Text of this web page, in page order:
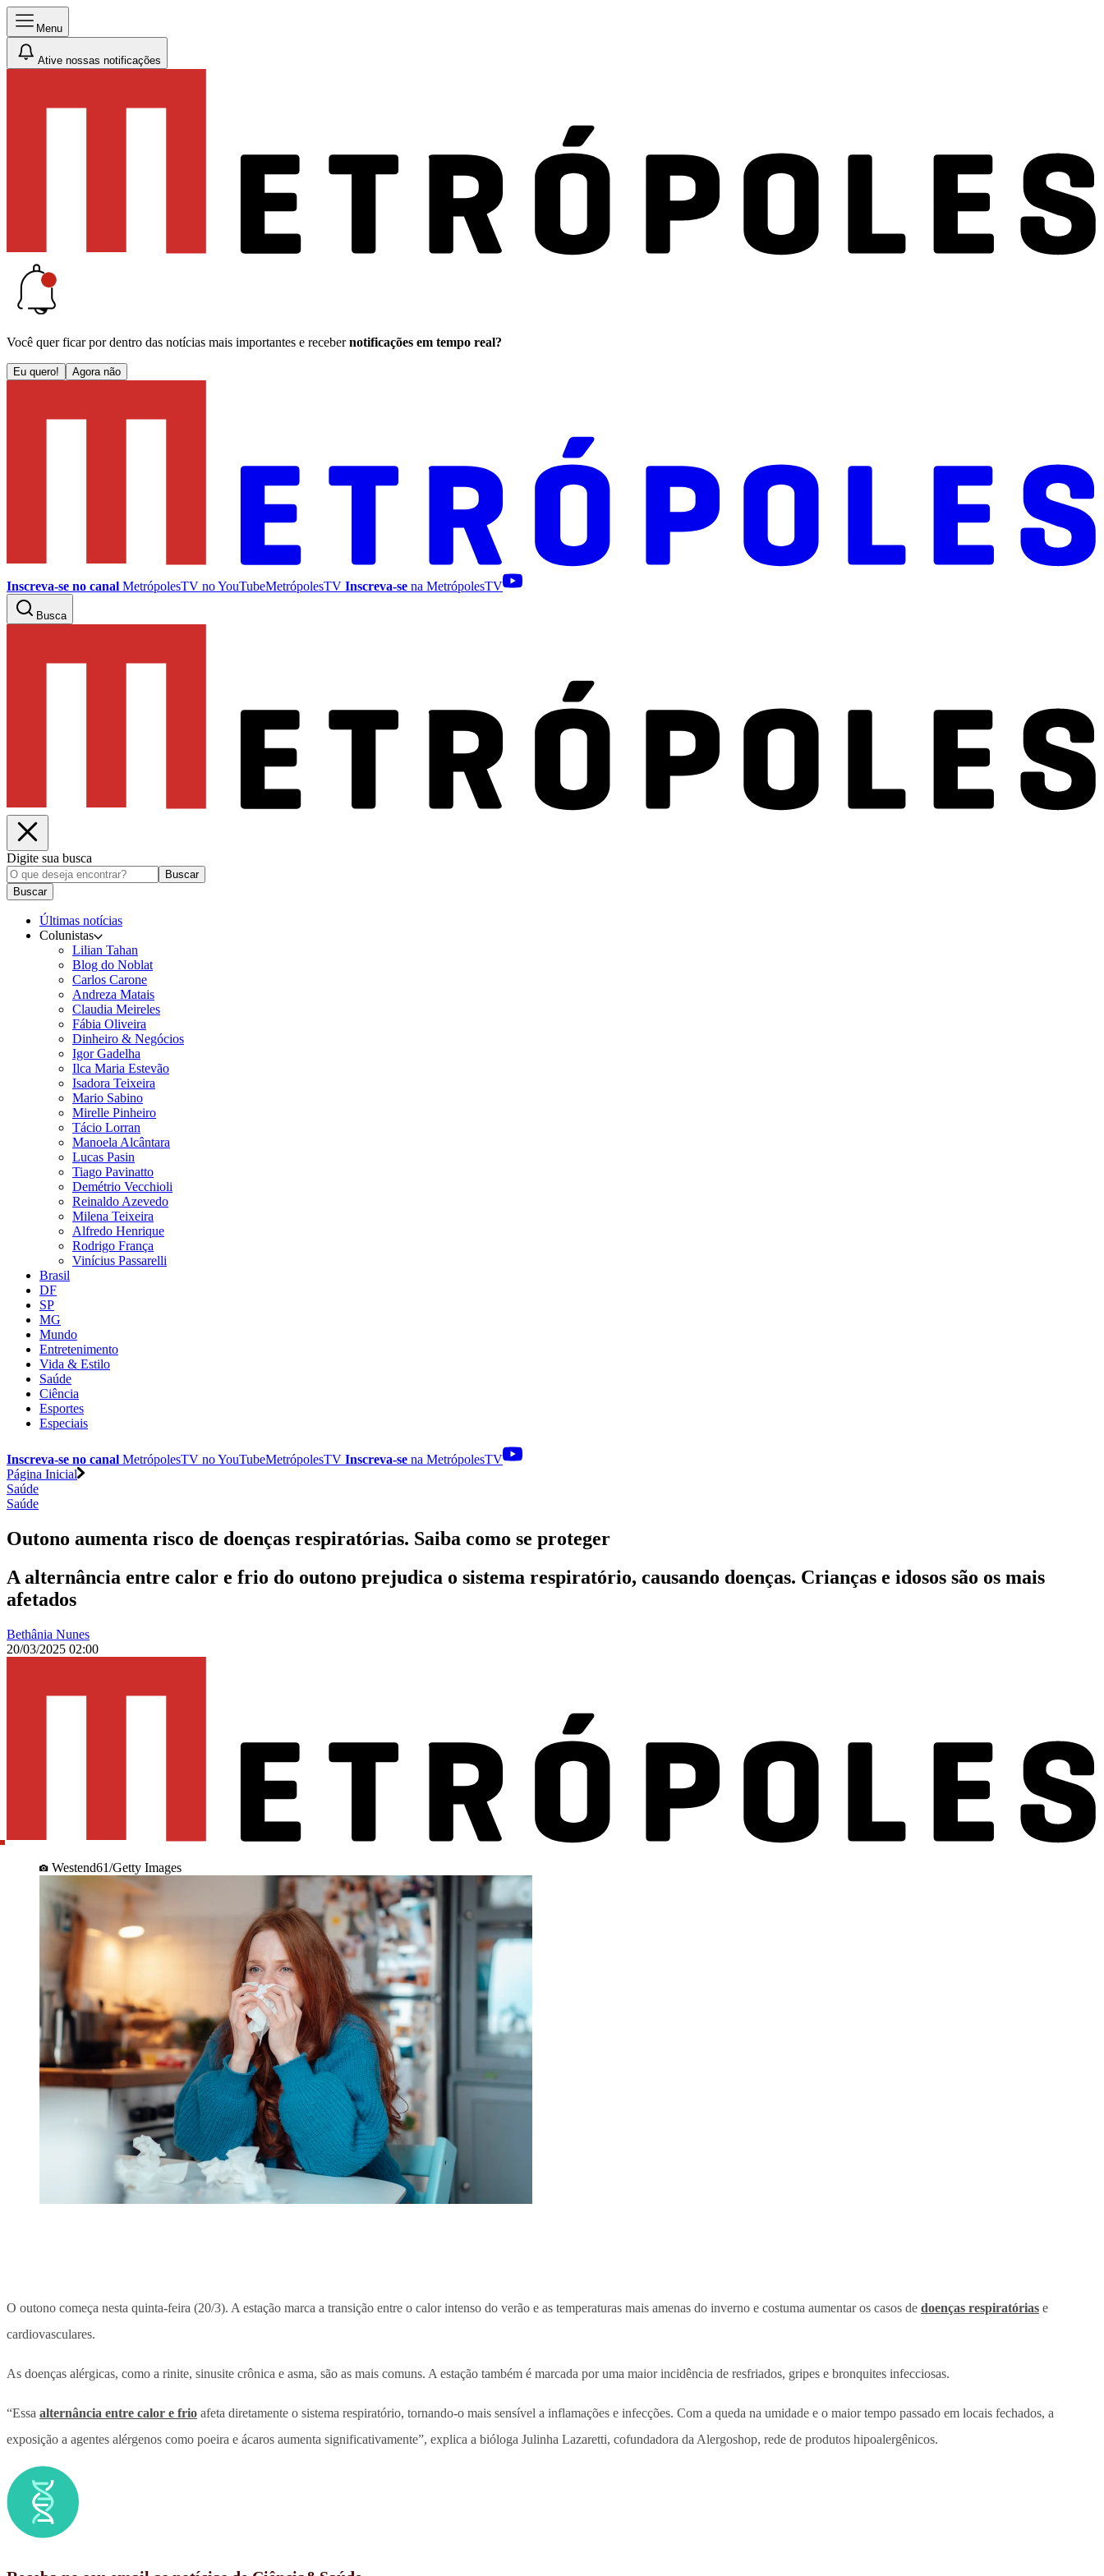
Menu
Ative nossas notificações
Você quer ficar por dentro das notícias mais importantes e receber notificações em tempo real?
Eu quero! Agora não
Inscreva-se no canal MetrópolesTV noYouTubeMetrópolesTV Inscreva-se na MetrópolesTV
Busca
Digite sua busca
Buscar
Buscar
Últimas notícias
Colunistas
Lilian Tahan
Blog do Noblat
Carlos Carone
Andreza Matais
Claudia Meireles
Fábia Oliveira
Dinheiro & Negócios
Igor Gadelha
Ilca Maria Estevão
Isadora Teixeira
Mario Sabino
Mirelle Pinheiro
Tácio Lorran
Manoela Alcântara
Lucas Pasin
Tiago Pavinatto
Demétrio Vecchioli
Reinaldo Azevedo
Milena Teixeira
Alfredo Henrique
Rodrigo França
Vinícius Passarelli
Brasil
DF
SP
MG
Mundo
Entretenimento
Vida & Estilo
Saúde
Ciência
Esportes
Especiais
Inscreva-se no canal MetrópolesTV noYouTubeMetrópolesTV Inscreva-se na MetrópolesTV
Página Inicial
Saúde
Saúde
Outono aumenta risco de doenças respiratórias. Saiba como se proteger
A alternância entre calor e frio do outono prejudica o sistema respiratório, causando doenças. Crianças e idosos são os mais
afetados
Bethânia Nunes
20/03/2025 02:00
Westend61/Getty Images
O outono começa nesta quinta-feira (20/3). A estação marca a transição entre o calor intenso do verão e as temperaturas mais amenas do inverno e costuma aumentar os casos de doenças respiratórias e
cardiovasculares.
As doenças alérgicas, como a rinite, sinusite crônica e asma, são as mais comuns. A estação também é marcada por uma maior incidência de resfriados, gripes e bronquites infecciosas.
“Essa alternância entre calor e frio afeta diretamente o sistema respiratório, tornando-o mais sensível a inflamações e infecções. Com a queda na umidade e o maior tempo passado em locais fechados, a
exposição a agentes alérgenos como poeira e ácaros aumenta significativamente”, explica a bióloga Julinha Lazaretti, cofundadora da Alergoshop, rede de produtos hipoalergênicos.